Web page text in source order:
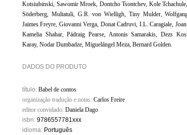
Kotsiubinski, Sawomir Mroek, Dontcho Tsontchev, Kole
Söderberg, Multatuli, G.R. von Wielligh, Tiny Mulder,
Jaimes Freyre, Giovanni Verga, Donat Cadruvi, I.L. Caragiale,
Kamelia Shahar, Pádraig Pearse, Antonis Samarakis, Dezs
Karay, Nodar Dumbadze, Miguelángel Meza, Bernard Golden.
DADOS DO PRODUTO
título: Babel de contos
organização tradução e notas: Carlos Freire
editor convidado: Daniela Dago
isbn: 9786557781xxx
idioma: Português